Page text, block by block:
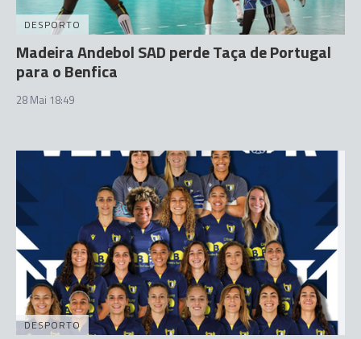
DESPORTO
Madeira Andebol SAD perde Taça de Portugal
para o Benfica
28 Mai 18:49
DESPORTO